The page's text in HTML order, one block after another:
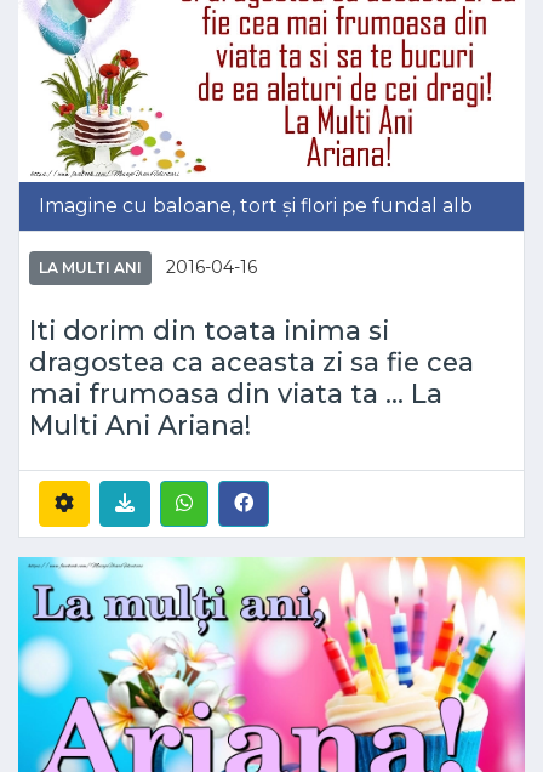
Imagine cu baloane, tort și flori pe fundal alb
LA MULTI ANI 2016-04-16
Iti dorim din toata inima si
dragostea ca aceasta zi sa fie cea
mai frumoasa din viata ta ... La
Multi Ani Ariana!